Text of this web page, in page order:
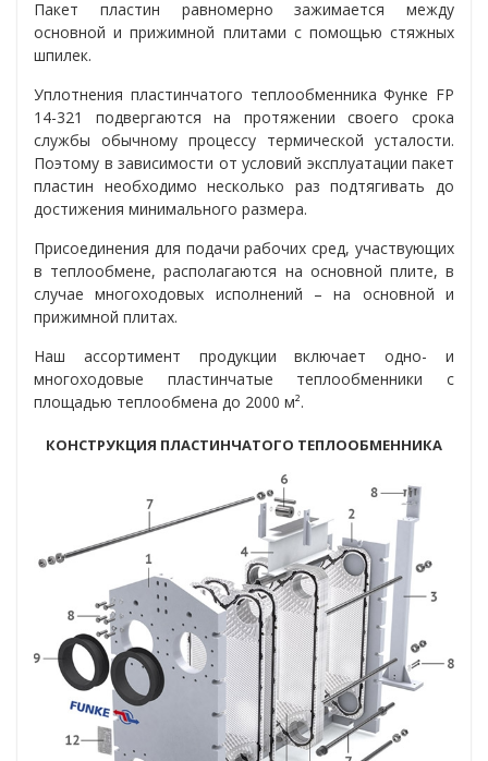
Пакет пластин равномерно зажимается между
основной и прижимной плитами с помощью стяжных
шпилек.
Уплотнения пластинчатого теплообменника Функе FP
14-321 подвергаются на протяжении своего срока
службы обычному процессу термической усталости.
Поэтому в зависимости от условий эксплуатации пакет
пластин необходимо несколько раз подтягивать до
достижения минимального размера.
Присоединения для подачи рабочих сред, участвующих
в теплообмене, располагаются на основной плите, в
случае многоходовых исполнений – на основной и
прижимной плитах.
Наш ассортимент продукции включает одно- и
многоходовые пластинчатые теплообменники с
площадью теплообмена до 2000 м².
КОНСТРУКЦИЯ ПЛАСТИНЧАТОГО ТЕПЛООБМЕННИКА